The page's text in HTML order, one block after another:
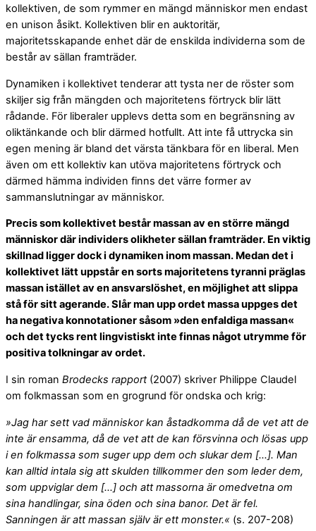
kollektiven, de som rymmer en mängd människor men endast
en unison åsikt. Kollektiven blir en auktoritär,
majoritetsskapande enhet där de enskilda individerna som de
består av sällan framträder.
Dynamiken i kollektivet tenderar att tysta ner de röster som
skiljer sig från mängden och majoritetens förtryck blir lätt
rådande. För liberaler upplevs detta som en begränsning av
oliktänkande och blir därmed hotfullt. Att inte få uttrycka sin
egen mening är bland det värsta tänkbara för en liberal. Men
även om ett kollektiv kan utöva majoritetens förtryck och
därmed hämma individen finns det värre former av
sammanslutningar av människor.
Precis som kollektivet består massan av en större mängd
människor där individers olikheter sällan framträder. En viktig
skillnad ligger dock i dynamiken inom massan. Medan det i
kollektivet lätt uppstår en sorts majoritetens tyranni präglas
massan istället av en ansvarslöshet, en möjlighet att slippa
stå för sitt agerande. Slår man upp ordet massa uppges det
ha negativa konnotationer såsom »den enfaldiga massan«
och det tycks rent lingvistiskt inte finnas något utrymme för
positiva tolkningar av ordet.
I sin roman Brodecks rapport(2007) skriver Philippe Claudel
om folkmassan som en grogrund för ondska och krig:
»Jag har sett vad människor kan åstadkomma då de vet att de
inte är ensamma, då de vet att de kan försvinna och lösas upp
i en folkmassa som suger upp dem och slukar dem […]. Man
kan alltid intala sig att skulden tillkommer den som leder dem,
som uppviglar dem […] och att massorna är omedvetna om
sina handlingar, sina öden och sina banor. Det är fel.
Sanningen är att massan själv är ett monster.« (s. 207-208)